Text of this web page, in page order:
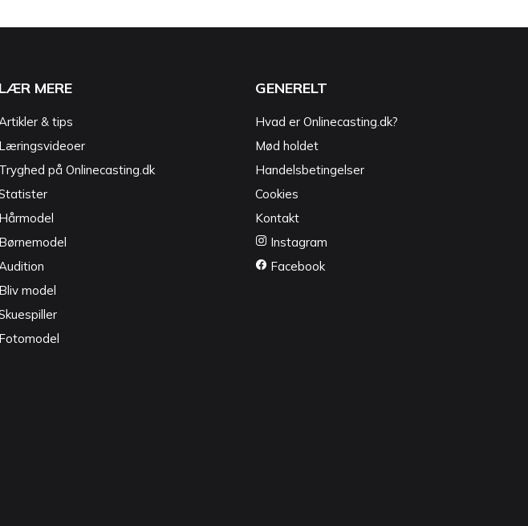
LÆR MERE
& tips
Læringsvideoer
Tryghed på Onlinecasting.dk
Hårmodel
Børnemodel
Bliv model
Fotomodel
GENERELT
Hvad er Onlinecasting.dk?
Mød holdet
Handelsbetingelser
Cookies
Kontakt
Instagram
Facebook